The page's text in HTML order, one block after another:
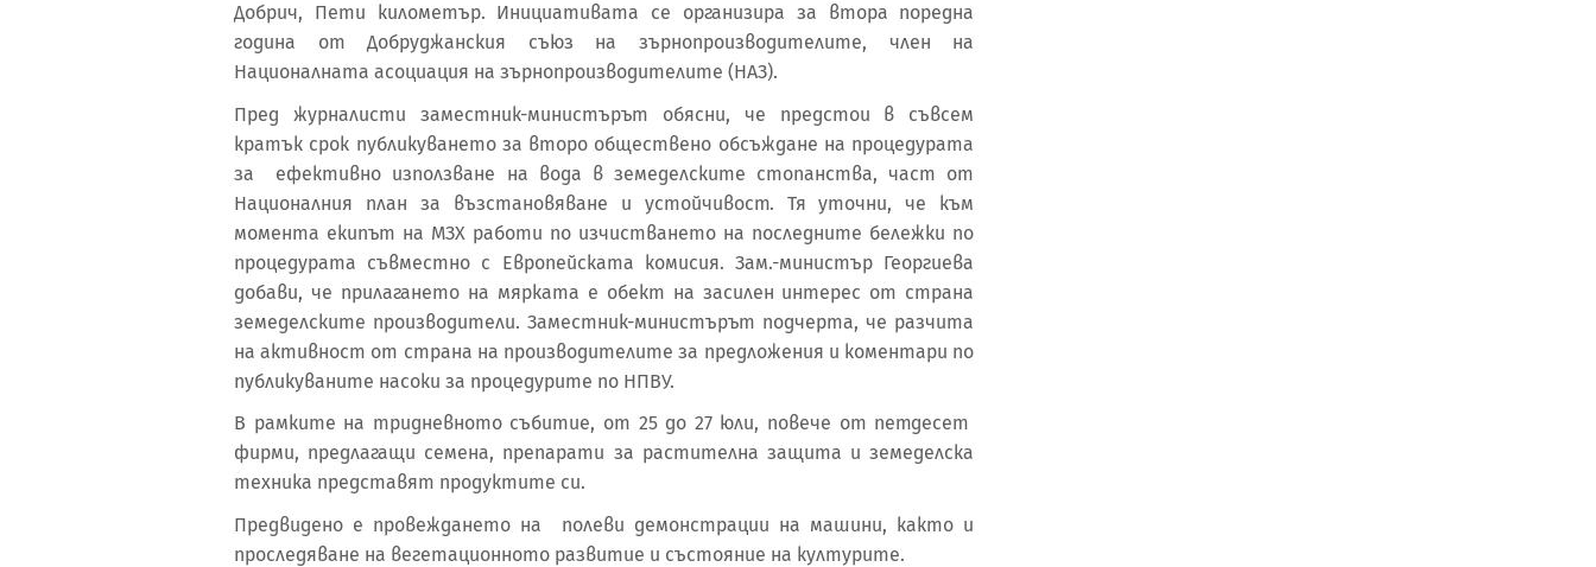
Добрич, Пети километър. Инициативата се организира за втора поредна
година от Добруджанския съюз на зърнопроизводителите, член на
Националната асоциация на зърнопроизводителите (НАЗ).
Пред журналисти заместник-министърът обясни, че предстои в съвсем
кратък срок публикуването за второ обществено обсъждане на процедурата
за ефективно използване на вода в земеделските стопанства, част от
Националния план за възстановяване и устойчивост. Тя уточни, че към
момента екипът на МЗХ работи по изчистването на последните бележки по
процедурата съвместно с Европейската комисия. Зам.-министър Георгиева
добави, че прилагането на мярката е обект на засилен интерес от страна
земеделските производители. Заместник-министърът подчерта, че разчита
на активност от страна на производителите за предложения и коментари по
публикуваните насоки за процедурите по НПВУ.
В рамките на тридневното събитие, от 25 до 27 юли, повече от петдесет
фирми, предлагащи семена, препарати за растителна защита и земеделска
техника представят продуктите си.
Предвидено е провеждането на полеви демонстрации на машини, както и
проследяване на вегетационното развитие и състояние на културите.